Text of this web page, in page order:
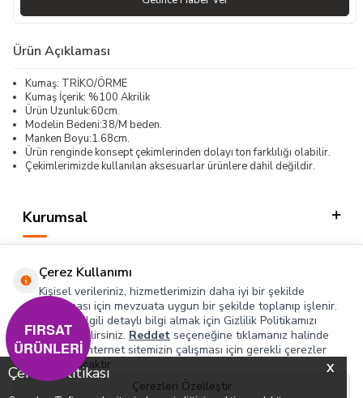
X
Çerez Politikası
Ürün Açıklaması
Kumaş: TRİKO/ÖRME
Kumaş İçerik: %100 Akrilik
Ürün Uzunluk:60cm.
Modelin Bedeni:38/M beden.
Manken Boyu:1.68cm.
Ürün renginde konsept çekimlerinden dolayı ton farklılığı olabilir.
Çekimlerimizde kullanılan aksesuarlar ürünlere dahil değildir.
Kurumsal
Hızlı Erişim
Sosyal
Adres & İletişim
Çerez Kullanımı
Kişisel verileriniz, hizmetlerimizin daha iyi bir şekilde
sunulması için mevzuata uygun bir şekilde toplanıp işlenir.
Konuyla ilgili detaylı bilgi almak için Gizlilik Politikamızı
inceleyebilirsiniz. Reddet seçeneğine tıklamanız halinde
yalnızca internet sitemizin çalışması için gerekli çerezler
kullanılacaktır.
Çerezleri Özelleştir
FIRSAT
ÜRÜNLERİ